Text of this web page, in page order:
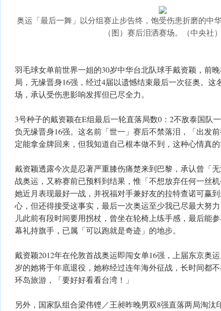
奥运「最后一舞」以分组赛止步告终，饱受伤患折磨的中
（图）赛后泪洒赛场。（中央社
羽毛球女单前世界一姐的30岁中华台北队球手戴资颖，前
局，无缘晋身16强，经过4届以遗憾结束最后一次征奥。这
场，承认受伤患影响发挥但已尽全力。
3号种子的戴资颖在E组最后一轮直落局数0：2不敌泰国队
负无缘晋身16强。这名前「世一」赛后不禁落泪，「出发
定能拿金牌回来，但我知道自己根本做不到，这种心情真
戴资颖透露今次是忍著严重膝伤痛楚来到巴黎，承认曾「
战奥运，又称赛前已预料到结果，惟「不想放弃任何一丝
她近月表现最好一战，并祝福对手兼好友的拉特查诺可赢
心，但还得接受这事实，最后一次奥运至少我已尽最大努
儿此前有段时间要用拐杖，曾坐在轮椅上练手感，最后能
幕礼持旗手，已属「可以跑就是奇迹」的地步。
戴资颖2012年在伦敦首战奥运即闯女单16强，上届东京奥
岁的她将于年底退役，她称经过连年海外征战，长时间都
环岛旅游，「要好好看看台湾！」
另外，国家队组合梁伟铿／王昶昨晚男双8强直落两局淘汰